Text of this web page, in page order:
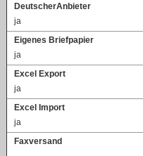
DeutscherAnbieter
ja
Eigenes Briefpapier
ja
Excel Export
ja
Excel Import
ja
Faxversand